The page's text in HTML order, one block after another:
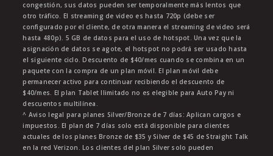
congestión, sus datos pueden ser temporalmente más lentos que
otro tráfico. El streaming de video es hasta 720p (debe ser
configurado por el cliente, de otra manera el streaming de video será
hasta 480p). 5 GB de datos para el uso de hotspot. Una vez que la
asignación de datos se agote, el hotspot no podrá ser usado hasta
el siguiente ciclo. Descuento de $40/mes cuando se combina en un
paquete con la compra de un plan móvil. El plan móvil debe
permanecer activo para continuar recibiendo el descuento de
$40/mes. El plan Tablet Ilimitado no es elegible para Auto Pay ni
descuentos multilínea.
^ Aviso legal para planes Silver/Bronze de 7 días: Aplican cargos e
impuestos. El plan de 7 días solo está disponible para clientes
actuales de los planes Bronze de $35 y Silver de $45 de Straight Talk
en la red Verizon. Los clientes del plan Silver solo pueden